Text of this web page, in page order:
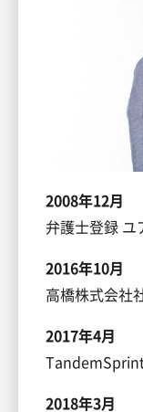
2008年12月
弁護士登録 ユ
2016年10月
高橋株式会社
2017年4月
2018年3月